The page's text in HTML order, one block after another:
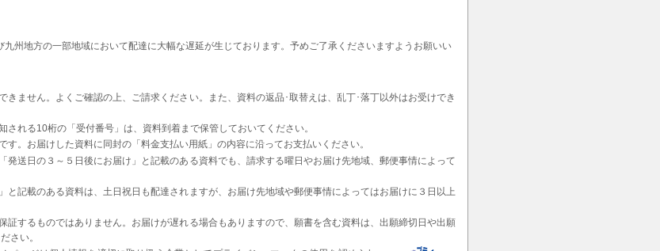
州地方の一部地域において配達に大幅な遅延が生じております。予めご了承くださいますようお願いい
きません。よくご確認の上、ご請求ください。また、資料の返品･取替えは、乱丁･落丁以外はお受けでき
れる10桁の「受付番号」は、資料到着まで保管しておいてください。
。お届けした資料に同封の「料金支払い用紙」の内容に沿ってお支払いください。
発送日の３～５日後にお届け」と記載のある資料でも、請求する曜日やお届け先地域、郵便事情によって
と記載のある資料は、土日祝日も配達されますが、お届け先地域や郵便事情によってはお届けに３日以上
証するものではありません。お届けが遅れる場合もありますので、願書を含む資料は、出願締切日や出願
さい。